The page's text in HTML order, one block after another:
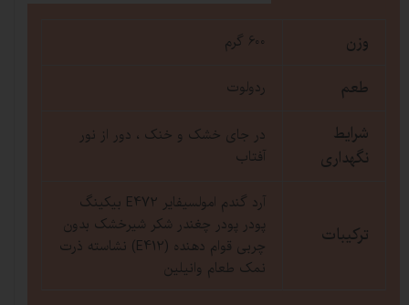
وزن 600 گرم
طعم ردولوت
شرایط
نگهداری
در جای خشک و خنک ، دور از نور
آفتاب
ترکیبات
آرد گندم امولسیفایر E472 بیکینگ
پودر پودر چغندر شکر شیرخشک بدون
چربی قوام دهنده (E412) نشاسته ذرت
نمک طعام وانیلین